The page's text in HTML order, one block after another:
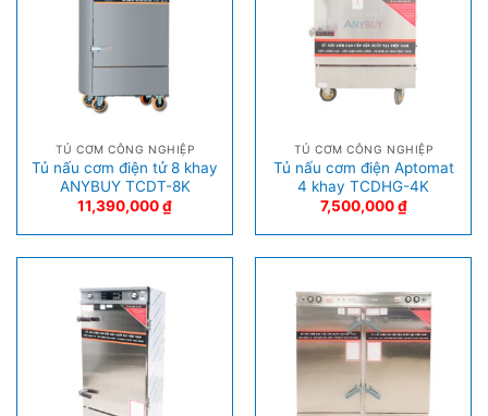
TỦ CƠM CÔNG NGHIỆP
Tủ nấu cơm điện tử 8 khay
ANYBUY TCDT-8K
11,390,000₫
TỦ CƠM CÔNG NGHIỆP
Tủ nấu cơm điện Aptomat
4 khay TCDHG-4K
7,500,000₫